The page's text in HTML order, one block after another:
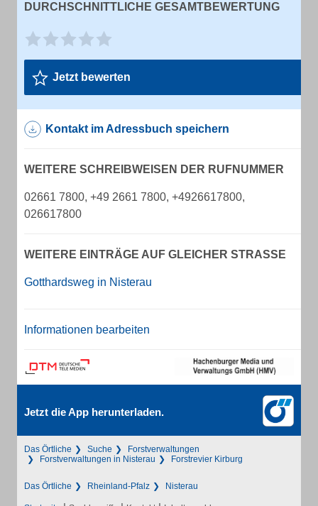
DURCHSCHNITTLICHE GESAMTBEWERTUNG
Jetzt bewerten
Kontakt im Adressbuch speichern
WEITERE SCHREIBWEISEN DER RUFNUMMER
02661 7800, +49 2661 7800, +4926617800,
026617800
WEITERE EINTRÄGE AUF GLEICHER STRASSE
Gotthardsweg in Nisterau
Informationen bearbeiten
Jetzt die App herunterladen.
Das Örtliche Suche
Forstverwaltungen
Forstverwaltungen in Nisterau
Forstrevier Kirburg
Das Örtliche Rheinland-Pfalz Nisterau